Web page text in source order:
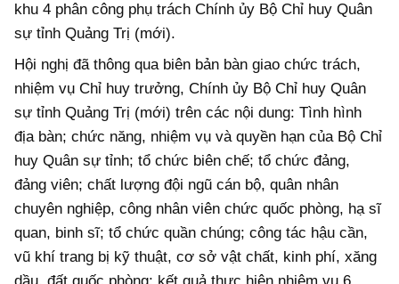
khu 4 phân công phụ trách Chính ủy Bộ Chỉ huy Quân
sự tỉnh Quảng Trị (mới).
Hội nghị đã thông qua biên bản bàn giao chức trách,
nhiệm vụ Chỉ huy trưởng, Chính ủy Bộ Chỉ huy Quân
sự tỉnh Quảng Trị (mới) trên các nội dung: Tình hình
địa bàn; chức năng, nhiệm vụ và quyền hạn của Bộ Chỉ
huy Quân sự tỉnh; tổ chức biên chế; tổ chức đảng,
đảng viên; chất lượng đội ngũ cán bộ, quân nhân
chuyên nghiệp, công nhân viên chức quốc phòng, hạ sĩ
quan, binh sĩ; tổ chức quần chúng; công tác hậu cần,
vũ khí trang bị kỹ thuật, cơ sở vật chất, kinh phí, xăng